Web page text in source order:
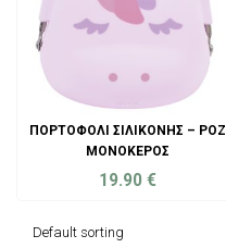
ΠΟΡΤΟΦΌΛΙ ΣΙΛΙΚΌΝΗΣ – ΡΟΖ
ΜΟΝΌΚΕΡΟΣ
19.90 €